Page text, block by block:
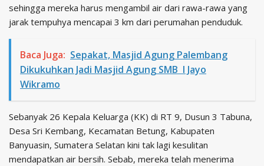
sehingga mereka harus mengambil air dari rawa-rawa yang
jarak tempuhya mencapai 3 km dari perumahan penduduk.
Baca Juga: Sepakat, Masjid Agung Palembang
Dikukuhkan Jadi Masjid Agung SMB I Jayo
Wikramo
Sebanyak 26 Kepala Keluarga (KK) di RT 9, Dusun 3 Tabuna,
Desa Sri Kembang, Kecamatan Betung, Kabupaten
Banyuasin, Sumatera Selatan kini tak lagi kesulitan
mendapatkan air bersih. Sebab, mereka telah menerima